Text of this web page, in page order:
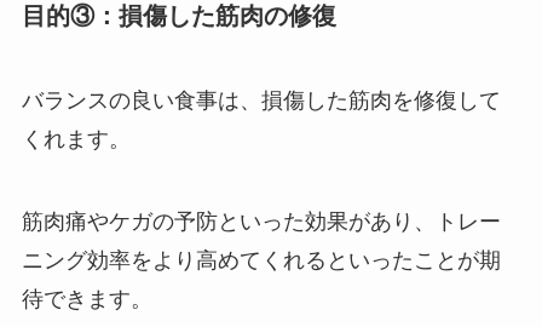
目的③：損傷した筋肉の修復
バランスの良い食事は、損傷した筋肉を修復して
くれます。
筋肉痛やケガの予防といった効果があり、トレー
ニング効率をより高めてくれるといったことが期
待できます。